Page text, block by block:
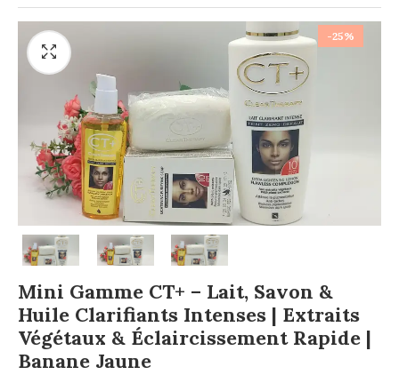
-25%
Mini Gamme CT+ – Lait, Savon &
Huile Clarifiants Intenses | Extraits
Végétaux & Éclaircissement Rapide |
Banane Jaune